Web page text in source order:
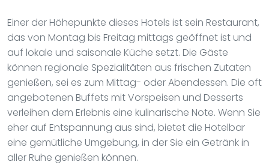
Einer der Höhepunkte dieses Hotels ist sein Restaurant,
das von Montag bis Freitag mittags geöffnet ist und
auf lokale und saisonale Küche setzt. Die Gäste
können regionale Spezialitäten aus frischen Zutaten
genießen, sei es zum Mittag- oder Abendessen. Die oft
angebotenen Buffets mit Vorspeisen und Desserts
verleihen dem Erlebnis eine kulinarische Note. Wenn Sie
eher auf Entspannung aus sind, bietet die Hotelbar
eine gemütliche Umgebung, in der Sie ein Getränk in
aller Ruhe genießen können.